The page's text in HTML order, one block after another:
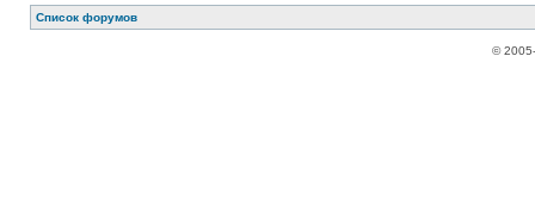
Список форумов
©